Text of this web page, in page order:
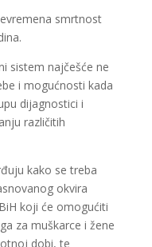
smrtnost
sistem najčešće ne
i mogućnosti kada
dijagnostici i
različitih
kako se treba
okvira
koji će omogućiti
za muškarce i žene
dobi, te